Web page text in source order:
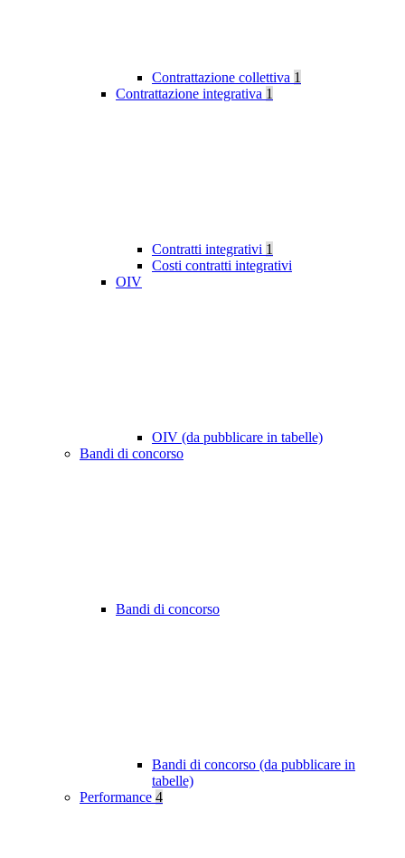
Contrattazione collettiva 1
Contrattazione integrativa 1
Contratti integrativi 1
Costi contratti integrativi
OIV
OIV (da pubblicare in tabelle)
Bandi di concorso
Bandi di concorso
Bandi di concorso (da pubblicare in
tabelle)
Performance 4